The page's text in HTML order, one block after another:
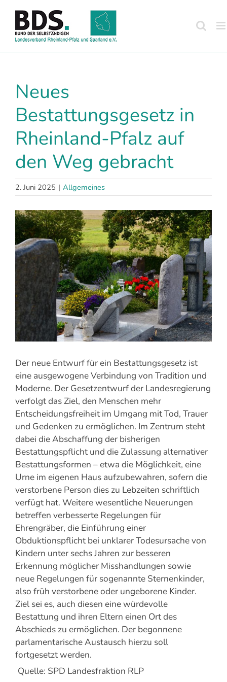
Inhalt
springen
Neues
Bestattungsgesetz in
Rheinland-Pfalz auf
den Weg gebracht
2. Juni 2025 | Allgemeines
Zeige
grösseres
Bild
Der neue Entwurf für ein Bestattungsgesetz ist
eine ausgewogene Verbindung von Tradition und
Moderne. Der Gesetzentwurf der Landesregierung
verfolgt das Ziel, den Menschen mehr
Entscheidungsfreiheit im Umgang mit Tod, Trauer
und Gedenken zu ermöglichen. Im Zentrum steht
dabei die Abschaffung der bisherigen
Bestattungspflicht und die Zulassung alternativer
Bestattungsformen – etwa die Möglichkeit, eine
Urne im eigenen Haus aufzubewahren, sofern die
verstorbene Person dies zu Lebzeiten schriftlich
verfügt hat. Weitere wesentliche Neuerungen
betreffen verbesserte Regelungen für
Ehrengräber, die Einführung einer
Obduktionspflicht bei unklarer Todesursache von
Kindern unter sechs Jahren zur besseren
Erkennung möglicher Misshandlungen sowie
neue Regelungen für sogenannte Sternenkinder,
also früh verstorbene oder ungeborene Kinder.
Ziel sei es, auch diesen eine würdevolle
Bestattung und ihren Eltern einen Ort des
Abschieds zu ermöglichen. Der begonnene
parlamentarische Austausch hierzu soll
fortgesetzt werden.
Quelle: SPD Landesfraktion RLP